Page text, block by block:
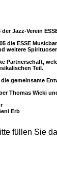
Jazz-Verein
die ESSE
weitere
Partnerschaft,
Teil.
gemeinsame
Thomas Wicki
Erb
füllen Sie